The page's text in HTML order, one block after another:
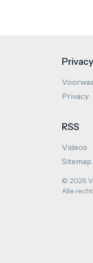
Privacy
Privacy
RSS
Videos
Sitemap
© 2026
Alle